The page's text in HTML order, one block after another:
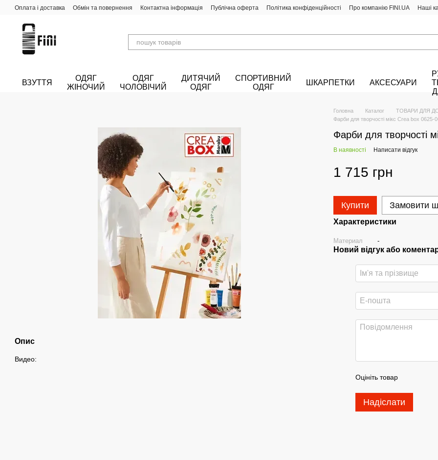
Перейти до основного контенту
Оплата і доставка Обмін та повернення Контактна інформація Публічна оферта Політика конфіденційності Про компанію FINI.UA Наші
ВЗУТТЯ
ОДЯГ
ЖІНОЧИЙ
ОДЯГ
ЧОЛОВІЧИЙ
ДИТЯЧИЙ
ОДЯГ
СПОРТИВНИЙ
ОДЯГ
ШКАРПЕТКИ АКСЕСУАРИ
Опис
Видео:
Головна Каталог
ТОВАРИ ДЛЯ
Фарби для творчості мікс Crea box 0625-
Фарби для творчості
В наявності Написати відгук
1 715 грн
Купити Замовити
Характеристики
Материал -
Новий відгук або
Оцініть товар
Надіслати